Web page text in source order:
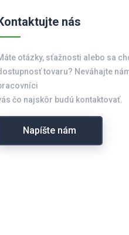
nás
otázky, sťažnosti alebo sa
tovaru? Neváhajte
čo najskôr budú kontaktovať.
Napíšte nám